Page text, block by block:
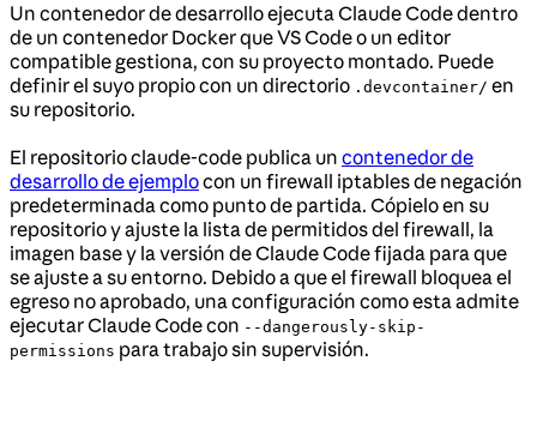
Un contenedor de desarrollo ejecuta Claude Code dentro
de un contenedor Docker que VS Code o un editor
compatible gestiona, con su proyecto montado. Puede
definir el suyo propio con un directorio .devcontainer/ en
su repositorio.
El repositorio claude-code publica un contenedor de
desarrollo de ejemplocon un firewall iptables de negación
predeterminada como punto de partida. Cópielo en su
repositorio y ajuste la lista de permitidos del firewall, la
imagen base y la versión de Claude Code fijada para que
se ajuste a su entorno. Debido a que el firewall bloquea el
egreso no aprobado, una configuración como esta admite
ejecutar Claude Code con --dangerously-skip-
permissions para trabajo sin supervisión.